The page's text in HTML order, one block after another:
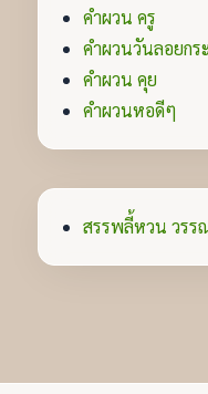
คำผวน ครู
คำผวนวันลอยกร
คำผวน คุย
คำผวนหอดีๆ
สรรพลี้หวน วรร